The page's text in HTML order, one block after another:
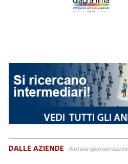
DALLE AZIENDE Notizie sponsorizzate